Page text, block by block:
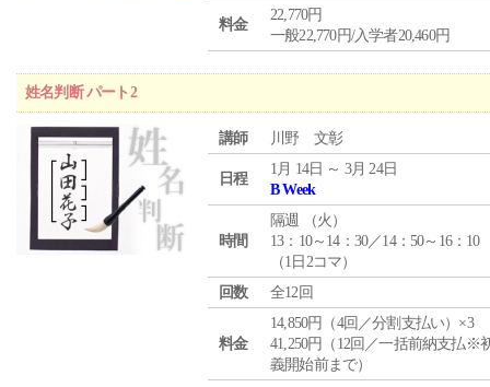
料金
22,770円
一般22,770円/入学者20,460円
姓名判断 パート2
講師 川野 文彰
日程
1月 14日 ～ 3月 24日
B Week
時間
隔週 （火 ）
13：10～14：30／14：50～16：10
（1日2コマ）
回数
全12回
料金
14,850円（4回／分割支払い）×3
41,250円（12回／一括前納支払※
義開始前まで）